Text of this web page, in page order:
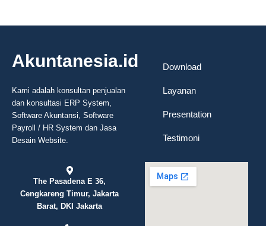
Akuntanesia.id
Kami adalah konsultan penjualan
dan konsultasi ERP System,
Software Akuntansi, Software
Payroll / HR System dan Jasa
Desain Website.
The Pasadena E 36,
Cengkareng Timur, Jakarta
Barat, DKI Jakarta
Download
Layanan
Presentation
Testimoni